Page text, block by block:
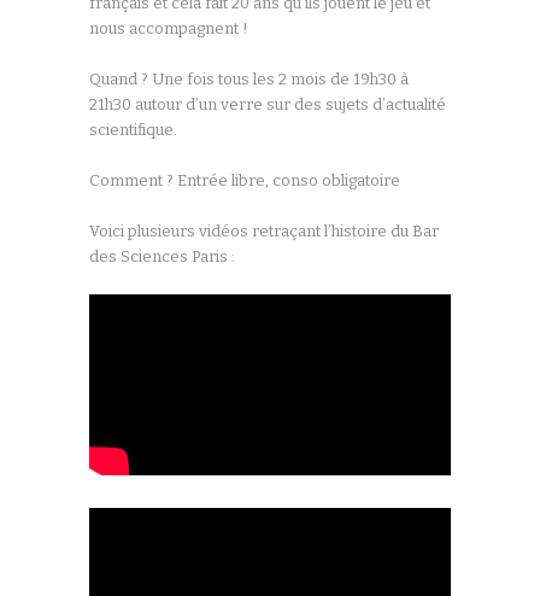
nous accompagnent !
Quand ? Une fois tous les 2 mois de 19h30 à
21h30 autour d’un verre sur des sujets d’actualité
scientifique.
Comment ? Entrée libre, conso obligatoire
Voici plusieurs vidéos retraçant l’histoire du Bar
des Sciences Paris :